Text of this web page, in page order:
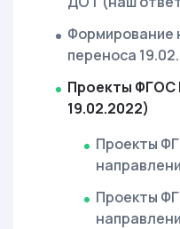
Формирование
переноса
Проекты ФГОС
19.02.2022)
Проекты
Проекты